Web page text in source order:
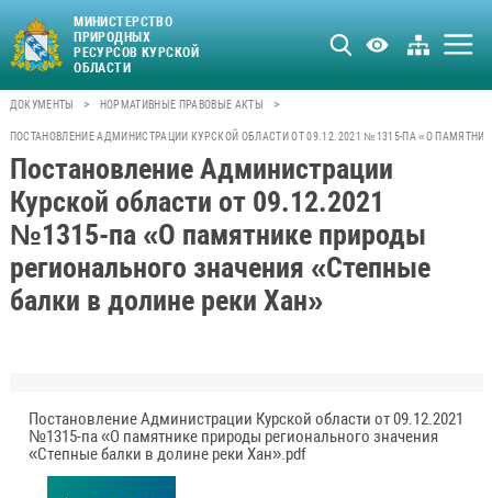
МИНИСТЕРСТВО
ПРИРОДНЫХ
РЕСУРСОВ КУРСКОЙ
ОБЛАСТИ
ДОКУМЕНТЫ > НОРМАТИВНЫЕ ПРАВОВЫЕ АКТЫ >
ПОСТАНОВЛЕНИЕ АДМИНИСТРАЦИИ КУРСКОЙ ОБЛАСТИ ОТ 09.12.2021 №1315-ПА «О
Постановление Администрации
Курской области от 09.12.2021
№1315-па «О памятнике природы
регионального значения «Степные
балки в долине реки Хан»
Постановление Администрации Курской области от 09.12.2021
№1315-па «О памятнике природы регионального значения
«Степные балки в долине реки Хан».pdf